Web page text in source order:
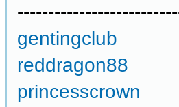
gentingclub
reddragon88
princesscrown